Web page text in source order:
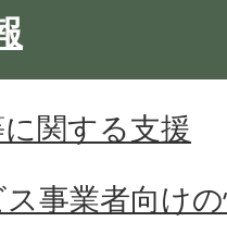
関する支援
事業者向け